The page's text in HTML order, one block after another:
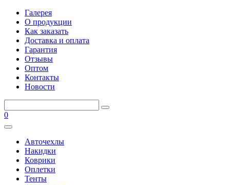
Галерея
О продукции
Как заказать
Доставка и оплата
Гарантия
Отзывы
Оптом
Контакты
Новости
0
Авточехлы
Накидки
Коврики
Оплетки
Тенты